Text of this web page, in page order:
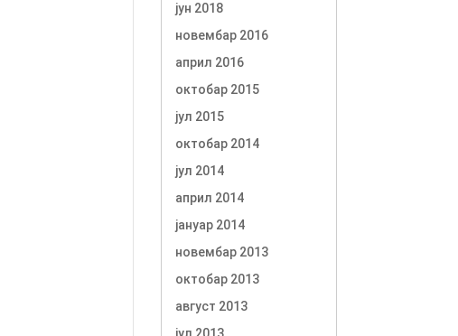
јун 2018
новембар 2016
април 2016
октобар 2015
јул 2015
октобар 2014
јул 2014
април 2014
јануар 2014
новембар 2013
октобар 2013
август 2013